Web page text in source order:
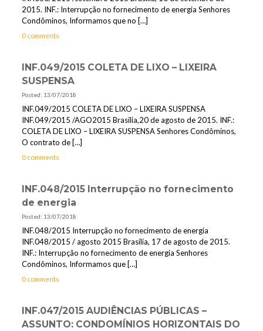
2015. INF.: Interrupção no fornecimento de energia Senhores
Condôminos, Informamos que no […]
0 comments
INF.049/2015 COLETA DE LIXO – LIXEIRA
SUSPENSA
Posted: 13/07/2018
INF.049/2015 COLETA DE LIXO – LIXEIRA SUSPENSA
INF.049/2015 /AGO2015 Brasília,20 de agosto de 2015. INF.:
COLETA DE LIXO – LIXEIRA SUSPENSA Senhores Condôminos,
O contrato de[…]
0 comments
INF.048/2015 Interrupção no fornecimento
de energia
Posted: 13/07/2018
INF.048/2015 Interrupção no fornecimento de energia
INF.048/2015 / agosto 2015 Brasília, 17 de agosto de 2015.
INF.: Interrupção no fornecimento de energia Senhores
Condôminos, Informamos que[…]
0 comments
INF.047/2015 AUDIÊNCIAS PÚBLICAS –
ASSUNTO: CONDOMÍNIOS HORIZONTAIS DO